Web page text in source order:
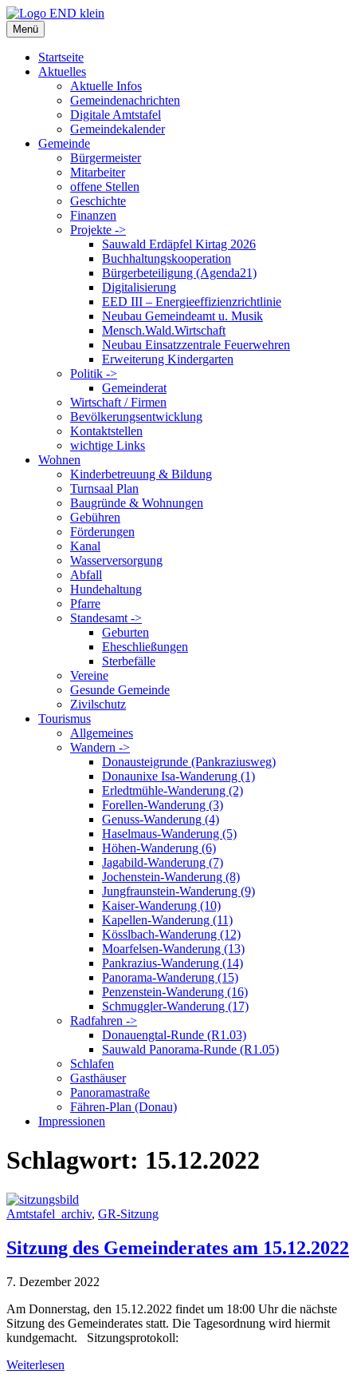
Zum
Inhalt
springen
Menü
Startseite
Aktuelles
Aktuelle Infos
Gemeindenachrichten
Digitale Amtstafel
Gemeindekalender
Gemeinde
Bürgermeister
Mitarbeiter
offene Stellen
Geschichte
Finanzen
Projekte ->
Sauwald Erdäpfel Kirtag 2026
Buchhaltungskooperation
Bürgerbeteiligung (Agenda21)
Digitalisierung
EED III – Energieeffizienzrichtlinie
Neubau Gemeindeamt u. Musik
Mensch.Wald.Wirtschaft
Neubau Einsatzzentrale Feuerwehren
Erweiterung Kindergarten
Politik ->
Gemeinderat
Wirtschaft / Firmen
Bevölkerungsentwicklung
Kontaktstellen
wichtige Links
Wohnen
Kinderbetreuung & Bildung
Turnsaal Plan
Baugründe & Wohnungen
Gebühren
Förderungen
Kanal
Wasserversorgung
Abfall
Hundehaltung
Pfarre
Standesamt ->
Geburten
Eheschließungen
Sterbefälle
Vereine
Gesunde Gemeinde
Zivilschutz
Tourismus
Allgemeines
Wandern ->
Donausteigrunde (Pankraziusweg)
Donaunixe Isa-Wanderung (1)
Erledtmühle-Wanderung (2)
Forellen-Wanderung (3)
Genuss-Wanderung (4)
Haselmaus-Wanderung (5)
Höhen-Wanderung (6)
Jagabild-Wanderung (7)
Jochenstein-Wanderung (8)
Jungfraunstein-Wanderung (9)
Kaiser-Wanderung (10)
Kapellen-Wanderung (11)
Kösslbach-Wanderung (12)
Moarfelsen-Wanderung (13)
Pankrazius-Wanderung (14)
Panorama-Wanderung (15)
Penzenstein-Wanderung (16)
Schmuggler-Wanderung (17)
Radfahren ->
Donauengtal-Runde (R1.03)
Sauwald Panorama-Runde (R1.05)
Schlafen
Gasthäuser
Panoramastraße
Fähren-Plan (Donau)
Impressionen
Schlagwort: 15.12.2022
Amtstafel_archiv, GR-Sitzung
Sitzung des Gemeinderates am 15.12.2022
7. Dezember 2022
Am Donnerstag, den 15.12.2022 findet um 18:00 Uhr die nächste
Sitzung des Gemeinderates statt. Die Tagesordnung wird hiermit
kundgemacht. Sitzungsprotokoll:
Weiterlesen